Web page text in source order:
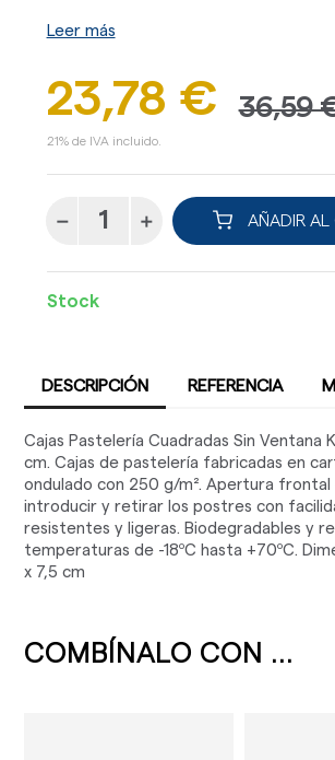
Leer más
23,78 € 36,59
21% de IVA incluido.
AÑADIR AL
Stock
DESCRIPCIÓN REFERENCIA
Cajas Pastelería Cuadradas Sin Ventana
cm. Cajas de pastelería fabricadas en
ondulado con 250 g/m². Apertura
introducir y retirar los postres con
resistentes y ligeras. Biodegradables y
temperaturas de -18ºC hasta +70ºC.
x 7,5 cm
COMBÍNALO CON ...